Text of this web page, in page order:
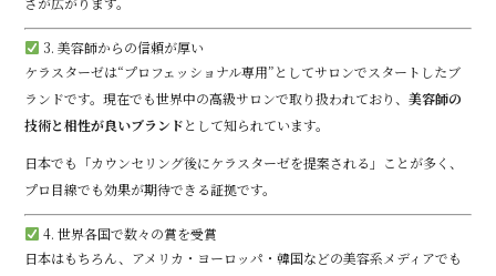
3. 美容師からの信頼が厚い
ケラスターゼは“プロフェッショナル専用”としてサロンでスタートしたブ
ランドです。現在でも世界中の高級サロンで取り扱われており、美容師の
技術と相性が良いブランドとして知られています。
日本でも「カウンセリング後にケラスターゼを提案される」ことが多く、
プロ目線でも効果が期待できる証拠です。
4. 世界各国で数々の賞を受賞
日本はもちろん、アメリカ・ヨーロッパ・韓国などの美容系メディアでも